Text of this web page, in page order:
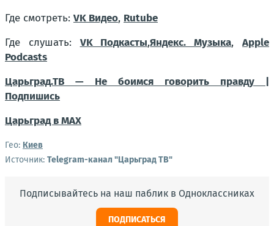
Где смотреть: VK Видео, Rutube
Где слушать: VK Подкасты,Яндекс. Музыка,Apple
Podcasts
Царьград.ТВ — Не боимся говорить правду |
Подпишись
Царьград в МАХ
Гео: Киев
Источник: Telegram-канал "Царьград ТВ"
Подписывайтесь на наш паблик в Одноклассниках
ПОДПИСАТЬСЯ